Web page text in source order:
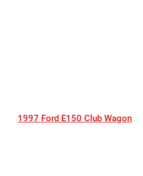
1997 Ford E150 Club Wagon